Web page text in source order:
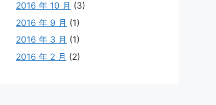
2016 年 10 月 (3)
2016 年 9 月 (1)
2016 年 3 月 (1)
2016 年 2 月 (2)